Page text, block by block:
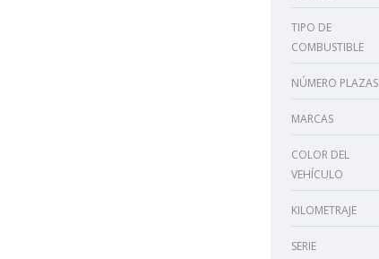
TIPO DE
COMBUSTIBLE
NÚMERO PLAZAS
MARCAS
COLOR DEL
VEHÍCULO
KILOMETRAJE
SERIE